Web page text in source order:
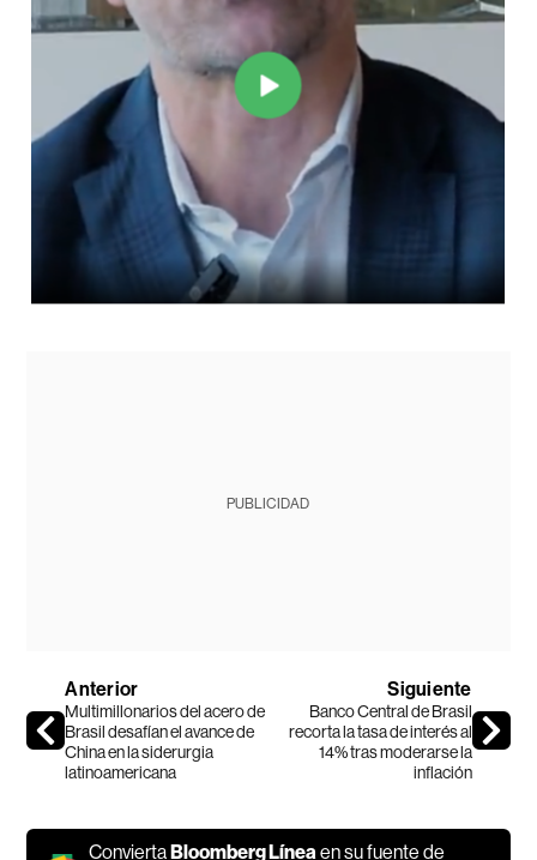
PUBLICIDAD
Anterior
Multimillonarios del acero de
Brasil desafían el avance de
China en la siderurgia
latinoamericana
Siguiente
Banco Central de Brasil
recorta la tasa de interés al
14% tras moderarse la
inflación
ConviertaBloomberg Líneaen su fuente de